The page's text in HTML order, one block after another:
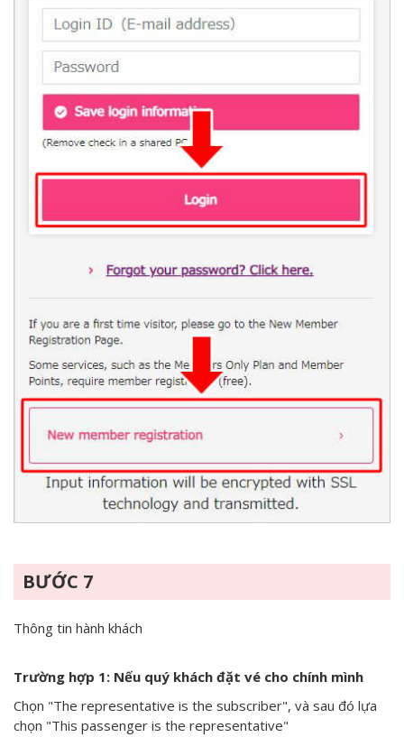
BƯỚC 7
Thông tin hành khách
Trường hợp 1: Nếu quý khách đặt vé cho chính mình
Chọn "The representative is the subscriber", và sau đó lựa
chọn "This passenger is the representative"